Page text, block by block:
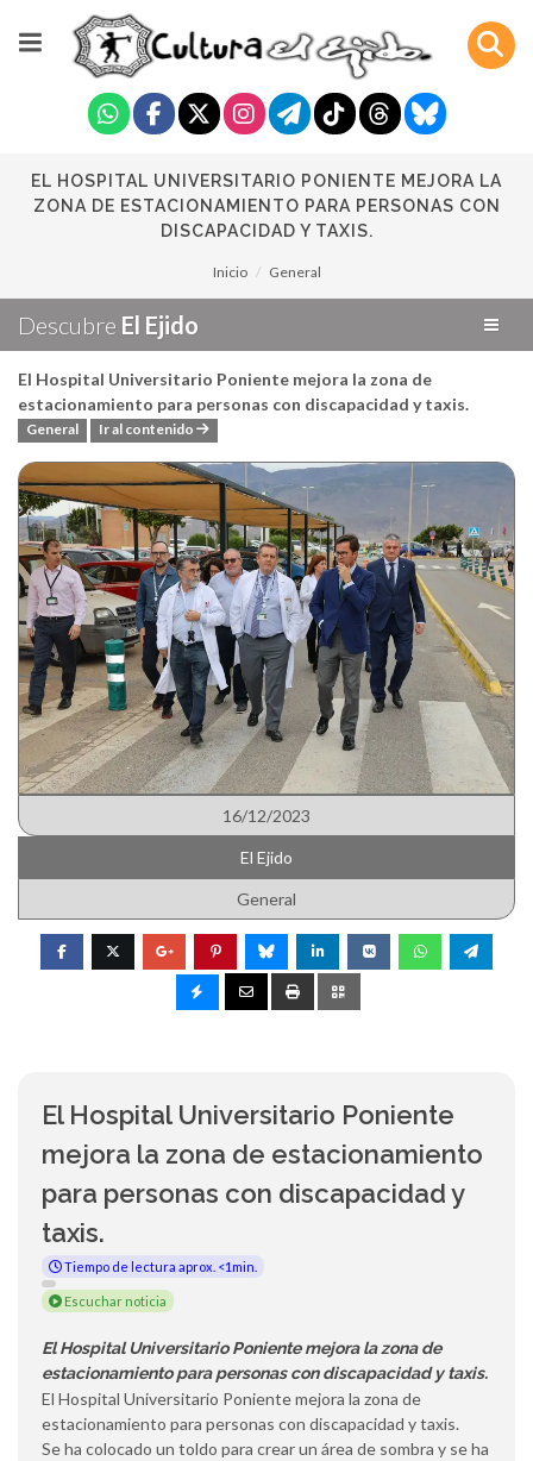
EL HOSPITAL UNIVERSITARIO PONIENTE MEJORA LA
ZONA DE ESTACIONAMIENTO PARA PERSONAS CON
DISCAPACIDAD Y TAXIS.
Inicio General
Descubre El Ejido
El Hospital Universitario Poniente mejora la zona de
estacionamiento para personas con discapacidad y taxis.
General Ir al contenido
16/12/2023
El Ejido
General
El Hospital Universitario Poniente
mejora la zona de estacionamiento
para personas con discapacidad y
taxis.
Tiempo de lectura aprox. <1min.
Escuchar noticia
El Hospital Universitario Poniente mejora la zona de
estacionamiento para personas con discapacidad y taxis.
El Hospital Universitario Poniente mejora la zona de
estacionamiento para personas con discapacidad y taxis.
Se ha colocado un toldo para crear un área de sombra y se ha